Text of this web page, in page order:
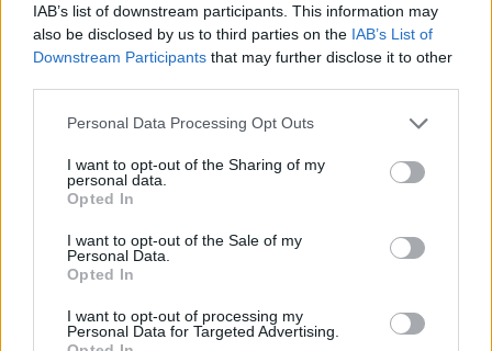
IAB’s list of downstream participants. This information may
also be disclosed by us to third parties on the IAB’s List of
Downstream Participants that may further disclose it to other
Please note that this website/app uses one or more Google
not limited to your visit or usage behaviour. You may click to
grant or deny consent to Google and its third-party tags to
use your data for below specified purposes in below Google
consent section.
Personal Data Processing Opt Outs
I want to opt-out of the Sharing of my
personal data.
Opted In
I want to opt-out of the Sale of my
Personal Data.
Opted In
I want to opt-out of processing my
Personal Data for Targeted Advertising.
A város 77 helyszínén zajlik a munkavégzés, a Győr Projekt
kezelésében lévő épületek egy részét is érinti az intézkedés.